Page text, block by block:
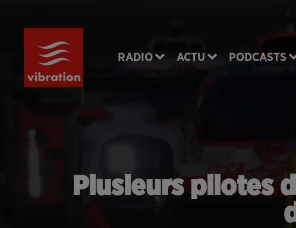
RADIO ACTU PODCASTS
Plusieurs pilotes